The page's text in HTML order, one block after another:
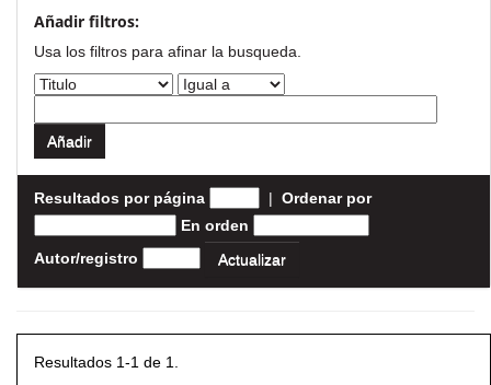
Añadir filtros:
Usa los filtros para afinar la busqueda.
Resultados por página | Ordenar por
En orden
Autor/registro
Resultados 1-1 de 1.